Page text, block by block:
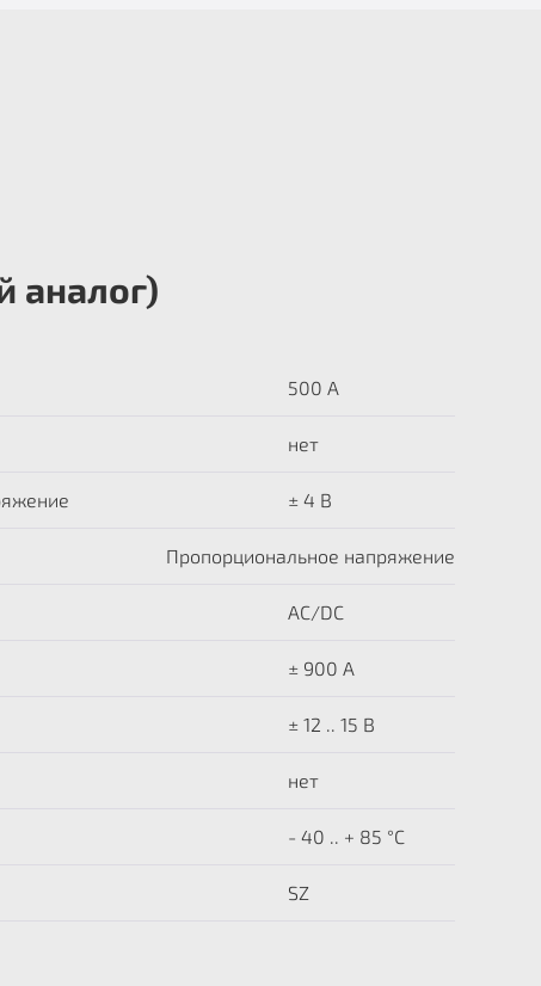
аналог)
500 А
нет
± 4 В
Пропорциональное напряжение
AC/DC
± 900 A
± 12 .. 15 В
нет
- 40 .. + 85 °C
SZ